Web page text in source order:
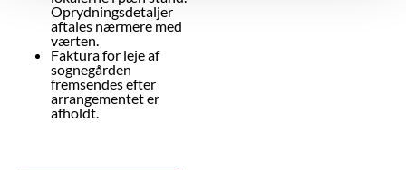
Oprydningsdetaljer
aftales nærmere med
værten.
Faktura for leje af
sognegården
fremsendes efter
arrangementet er
afholdt.